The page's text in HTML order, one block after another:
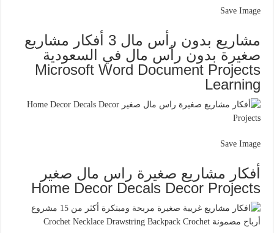
Save Image
مشاريع بدون رأس مال 3 أفكار مشاريع
صغيرة بدون رأس مال في السعودية
Microsoft Word Document Projects
Learning
Save Image
أفكار مشاريع صغيرة راس مال صغير
Home Decor Decals Decor Projects